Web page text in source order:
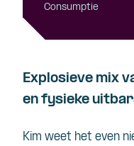
Consumptie
Explosieve mix
en fysieke
Kim weet het even